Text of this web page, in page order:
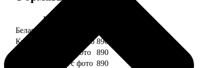
Услуга
Белая кружка с фото
Красная кружка с фото 890
Желтая кружка с фото
890
Зеленая кружка с фото 890